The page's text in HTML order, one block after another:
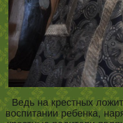
Ведь на крестных
воспитании ребенка,